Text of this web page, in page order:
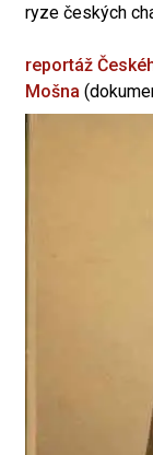
ryze českých
reportáž
Mošna